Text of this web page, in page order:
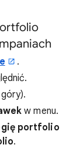
.
w menu.
portfolio
.